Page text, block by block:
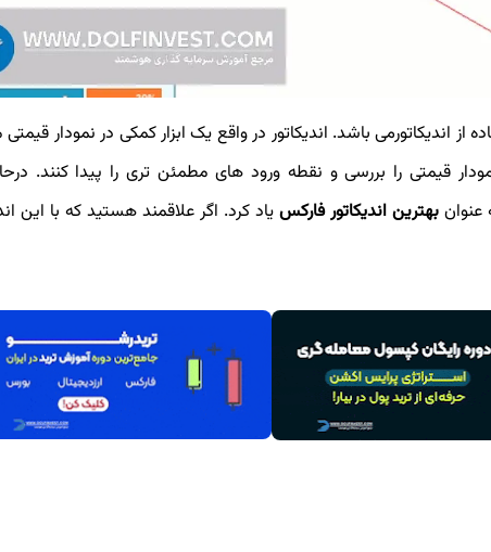
از اندیکاتورمی باشد. اندیکاتور در واقع یک ابزار کمکی در نمودار
قیمتی را بررسی و نقطه ورود های مطمئن تری را پیدا کنند.
عنوان بهترین اندیکاتور فارکسیاد کرد. اگر علاقمند هستید که با این